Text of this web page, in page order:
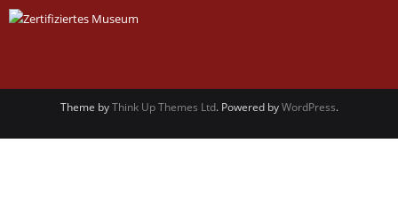
Theme byThink Up Themes Ltd. Powered byWordPress.